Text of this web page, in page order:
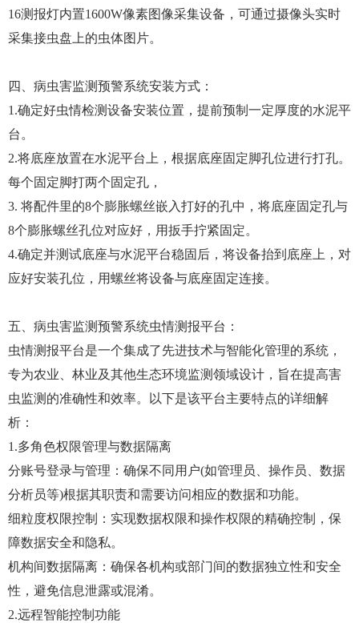
16测报灯内置1600W像素图像采集设备，可通过摄像头实时
采集接虫盘上的虫体图片。
四、病虫害监测预警系统安装方式：
1.确定好虫情检测设备安装位置，提前预制一定厚度的水泥平
台。
2.将底座放置在水泥平台上，根据底座固定脚孔位进行打孔。
每个固定脚打两个固定孔，
3. 将配件里的8个膨胀螺丝嵌入打好的孔中，将底座固定孔与
8个膨胀螺丝孔位对应好，用扳手拧紧固定。
4.确定并测试底座与水泥平台稳固后，将设备抬到底座上，对
应好安装孔位，用螺丝将设备与底座固定连接。
五、病虫害监测预警系统虫情测报平台：
虫情测报平台是一个集成了先进技术与智能化管理的系统，
专为农业、林业及其他生态环境监测领域设计，旨在提高害
虫监测的准确性和效率。以下是该平台主要特点的详细解
析：
1.多角色权限管理与数据隔离
分账号登录与管理：确保不同用户(如管理员、操作员、数据
分析员等)根据其职责和需要访问相应的数据和功能。
细粒度权限控制：实现数据权限和操作权限的精确控制，保
障数据安全和隐私。
机构间数据隔离：确保各机构或部门间的数据独立性和安全
性，避免信息泄露或混淆。
2.远程智能控制功能